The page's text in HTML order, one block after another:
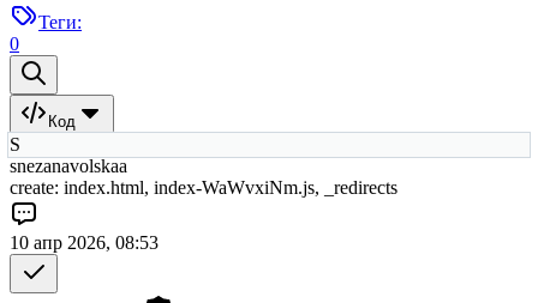
Теги:
0
Код
S
snezanavolskaa
create: index.html, index-WaWvxiNm.js, _redirects
10 апр 2026, 08:53